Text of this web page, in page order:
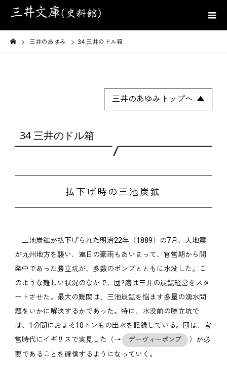
三井のあゆみ 34 三井のドル箱
三井のあゆみトップへ
34 三井のドル箱
払下げ時の三池炭鉱
三池炭鉱が払下げられた明治22年（1889）の7月、大地震
が九州地方を襲い、連日の豪雨もあいまって、官営期から開
発中であった勝立坑が、多数のポンプとともに水没した。こ
のような難しい状況のなかで、団?磨は三井の炭鉱経営をスタ
ートさせた。最大の難関は、三池炭鉱を悩ます多量の湧水問
題をいかに解決するかであった。特に、水没前の勝立坑で
は、1分間におよそ10トンもの出水を記録している。団は、官
営時代にイギリスで実見した（→
デーヴィーポンプ
）が必
要であることを確信するようになっていく。